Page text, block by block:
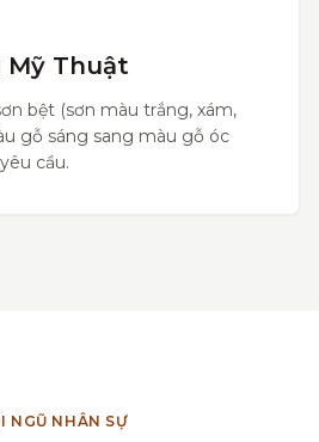
Mỹ Thuật
bệt (sơn màu trắng, xám,
gỗ sáng sang màu gỗ óc
cầu.
NGŨ NHÂN SỰ